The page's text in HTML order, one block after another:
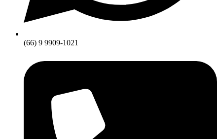
(66) 9 9909-1021